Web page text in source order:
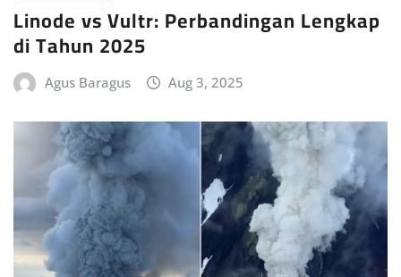
Linode vs Vultr: Perbandingan Lengkap
di Tahun 2025
Agus Baragus Aug 3, 2025